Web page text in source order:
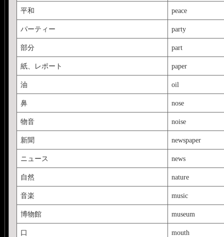
平和 peace
パーティー party
部分 part
紙、レポート paper
油 oil
鼻 nose
物音 noise
新聞 newspaper
ニュース news
自然 nature
音楽 music
博物館 museum
口 mouth